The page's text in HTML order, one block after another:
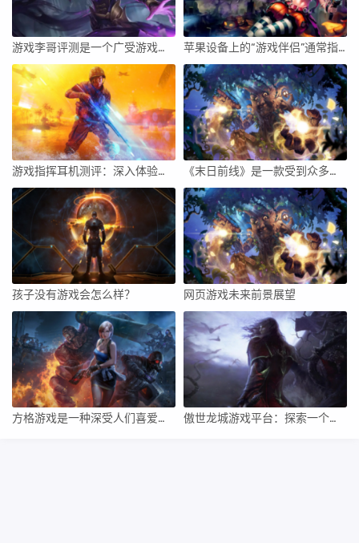
游戏李哥评测是一个广受游戏玩家欢迎的评测平台，本文将从评测内容的真实性、详细程度、娱乐性等方面展开，深入分析该平台的优势与特点，并对它的影响力和使用体验进行评价。 苹果设备上的“游戏伴侣”通常指的是一种辅助工具或应用，用于增强游戏体验、提供实时信息、社交互动等。要开启苹果设备上的游戏伴侣，你需要遵循一些步骤来确保你能够顺利地使用这个功能。下面将详细介绍如何开启苹果设备上的游戏伴侣。
游戏指挥耳机测评：深入体验与全面解析 《末日前线》是一款受到众多玩家关注的生存游戏。它以末世为背景，为玩家带来紧张刺激的生存体验。在游戏中，玩家需要不断探索、收集资源、与其他玩家合作或竞争，最终为了生存而努力。下面，我将从游戏玩法、游戏体验、社交互动、美术风格等方面对《末日前线》进行详细评价。
孩子没有游戏会怎么样？ 网页游戏未来前景展望
方格游戏是一种深受人们喜爱的智力游戏，它不仅可以锻炼我们的思维能力，还可以增强我们的策略规划能力。下面将详细介绍如何玩方格游戏最好，并给出一些实用的技巧和策略。 傲世龙城游戏平台：探索一个充满激情与策略的虚拟世界